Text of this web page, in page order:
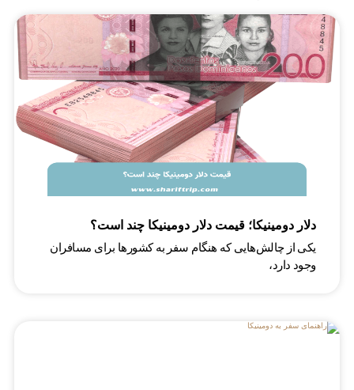
دلار دومینیکا؛ قیمت دلار دومینیکا چند است؟
یکی از چالش‌هایی که هنگام سفر به کشورها برای مسافران
وجود دارد،